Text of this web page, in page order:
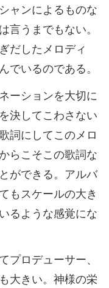
ャンによるものな
言うまでもない。
だしたメロディ
でいるのである。
ーションを大切に
決してこわさない
詞にしてこのメロ
らこそこの歌詞な
ができる。アルバ
もスケールの大き
るような感覚にな
ロデューサー、
大きい。神様の栄